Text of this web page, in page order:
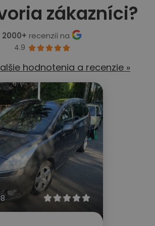
zákazníci?
2000+ recenzií na
4.9 
hodnotenia a recenzie »
 